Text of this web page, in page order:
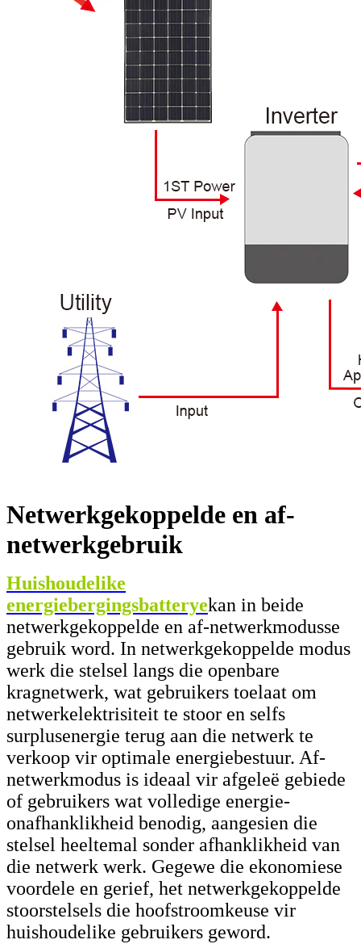
Netwerkgekoppelde en af-
netwerkgebruik
Huishoudelike
energiebergingsbatteryekan in beide
netwerkgekoppelde en af-netwerkmodusse
gebruik word. In netwerkgekoppelde modus
werk die stelsel langs die openbare
kragnetwerk, wat gebruikers toelaat om
netwerkelektrisiteit te stoor en selfs
surplusenergie terug aan die netwerk te
verkoop vir optimale energiebestuur. Af-
netwerkmodus is ideaal vir afgeleë gebiede
of gebruikers wat volledige energie-
onafhanklikheid benodig, aangesien die
stelsel heeltemal sonder afhanklikheid van
die netwerk werk. Gegewe die ekonomiese
voordele en gerief, het netwerkgekoppelde
stoorstelsels die hoofstroomkeuse vir
huishoudelike gebruikers geword.